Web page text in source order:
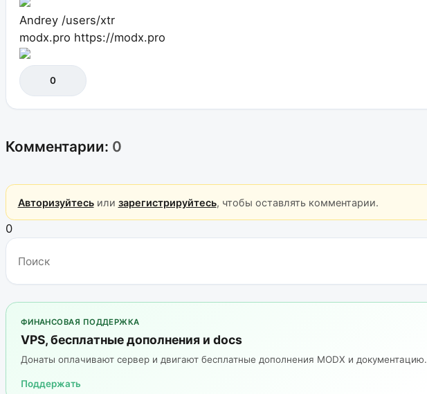
Andrey /users/xtr
modx.pro https://modx.pro
0
Комментарии: 0
Авторизуйтесьили зарегистрируйтесь, чтобы оставлять комментарии.
0
ФИНАНСОВАЯ ПОДДЕРЖКА
VPS, бесплатные дополнения и docs
Донаты оплачивают сервер и двигают бесплатные дополнения MODX и документацию.
Поддержать